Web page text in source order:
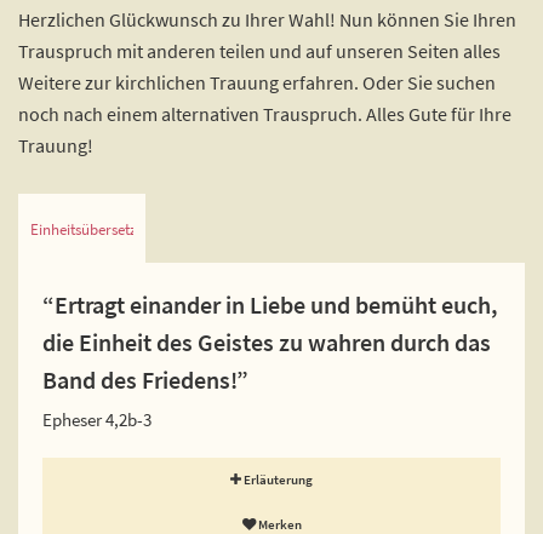
Herzlichen Glückwunsch zu Ihrer Wahl! Nun können Sie Ihren
Trauspruch mit anderen teilen und auf unseren Seiten alles
Weitere zur kirchlichen Trauung erfahren. Oder Sie suchen
noch nach einem alternativen Trauspruch. Alles Gute für Ihre
Trauung!
Einheitsübersetzung
“Ertragt einander in Liebe und bemüht euch,
die Einheit des Geistes zu wahren durch das
Band des Friedens!”
Epheser 4,2b-3
Erläuterung
Merken